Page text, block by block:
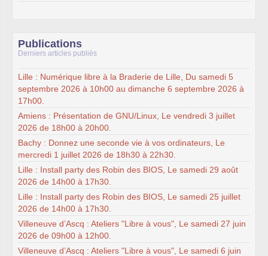
Publications
Derniers articles publiés
Lille : Numérique libre à la Braderie de Lille, Du samedi 5
septembre 2026 à 10h00 au dimanche 6 septembre 2026 à
17h00.
Amiens : Présentation de GNU/Linux, Le vendredi 3 juillet
2026 de 18h00 à 20h00.
Bachy : Donnez une seconde vie à vos ordinateurs, Le
mercredi 1 juillet 2026 de 18h30 à 22h30.
Lille : Install party des Robin des BIOS, Le samedi 29 août
2026 de 14h00 à 17h30.
Lille : Install party des Robin des BIOS, Le samedi 25 juillet
2026 de 14h00 à 17h30.
Villeneuve d’Ascq : Ateliers "Libre à vous", Le samedi 27 juin
2026 de 09h00 à 12h00.
Villeneuve d’Ascq : Ateliers "Libre à vous", Le samedi 6 juin